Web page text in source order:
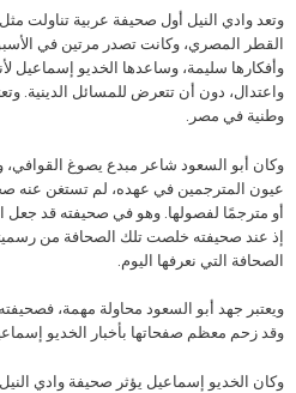
وتعد وادي النيل أول صحيفة عربية تناولت
القطر المصري، وكانت تصدر مرتين في
وأفكارها سليمة، وساعدها الخديو إسماعيل
واعتدال، دون أن تتعرض للمسائل الدينية.
وطنية في مصر.
وكان أبو السعود شاعر مبدع يصوغ القوافي،
عيون المترجمين في عهده، لم تستغن عنه
أو مترجمًا لفصولها. وهو في صحيفته قد
إذ عند صحيفته خلصت تلك الصحافة من
الصحافة التي نعرفها اليوم.
ويعتبر جهد أبو السعود محاولة مهمة،
وقد زحم معظم صفحاتها بأخبار الخديو
وكان الخديو إسماعيل يؤثر صحيفة وادي